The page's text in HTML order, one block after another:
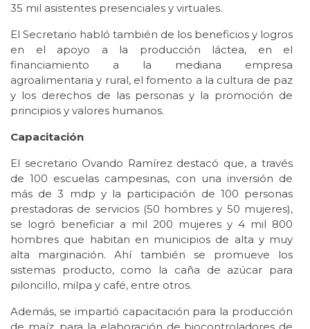
35 mil asistentes presenciales y virtuales.
El Secretario habló también de los beneficios y logros
en el apoyo a la producción láctea, en el
financiamiento a la mediana empresa
agroalimentaria y rural, el fomento a la cultura de paz
y los derechos de las personas y la promoción de
principios y valores humanos.
Capacitación
El secretario Ovando Ramírez destacó que, a través
de 100 escuelas campesinas, con una inversión de
más de 3 mdp y la participación de 100 personas
prestadoras de servicios (50 hombres y 50 mujeres),
se logró beneficiar a mil 200 mujeres y 4 mil 800
hombres que habitan en municipios de alta y muy
alta marginación. Ahí también se promueve los
sistemas producto, como la caña de azúcar para
piloncillo, milpa y café, entre otros.
Además, se impartió capacitación para la producción
de maíz, para la elaboración de biocontroladores de